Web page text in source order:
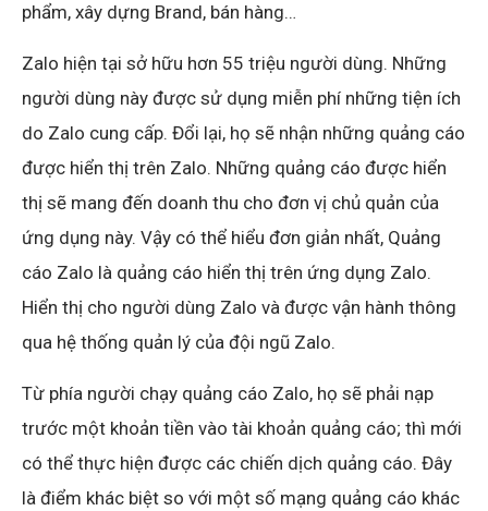
phẩm, xây dựng Brand, bán hàng…
Zalo hiện tại sở hữu hơn 55 triệu người dùng. Những
người dùng này được sử dụng miễn phí những tiện ích
do Zalo cung cấp. Đổi lại, họ sẽ nhận những quảng cáo
được hiển thị trên Zalo. Những quảng cáo được hiển
thị sẽ mang đến doanh thu cho đơn vị chủ quản của
ứng dụng này. Vậy có thể hiểu đơn giản nhất, Quảng
cáo Zalo là quảng cáo hiển thị trên ứng dụng Zalo.
Hiển thị cho người dùng Zalo và được vận hành thông
qua hệ thống quản lý của đội ngũ Zalo.
Từ phía người chạy quảng cáo Zalo, họ sẽ phải nạp
trước một khoản tiền vào tài khoản quảng cáo; thì mới
có thể thực hiện được các chiến dịch quảng cáo. Đây
là điểm khác biệt so với một số mạng quảng cáo khác